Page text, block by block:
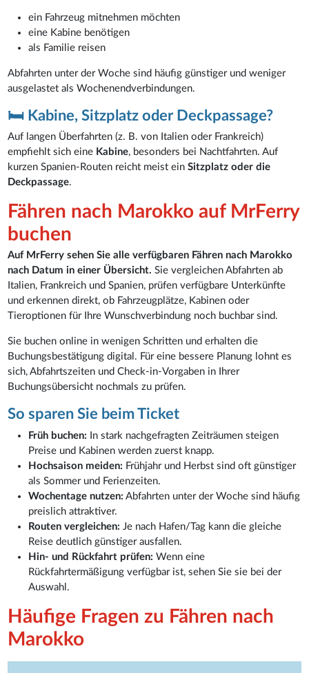
ein Fahrzeug mitnehmen möchten
eine Kabine benötigen
als Familie reisen
Abfahrten unter der Woche sind häufig günstiger und weniger
ausgelastet als Wochenendverbindungen.
🛏️ Kabine, Sitzplatz oder Deckpassage?
Auf langen Überfahrten (z. B. von Italien oder Frankreich)
empfiehlt sich eine Kabine, besonders bei Nachtfahrten. Auf
kurzen Spanien-Routen reicht meist einSitzplatz oder die
Deckpassage.
Fähren nach Marokko auf MrFerry
buchen
Auf MrFerry sehen Sie alle verfügbaren Fähren nach Marokko
nach Datum in einer Übersicht. Sie vergleichen Abfahrten ab
Italien, Frankreich und Spanien, prüfen verfügbare Unterkünfte
und erkennen direkt, ob Fahrzeugplätze, Kabinen oder
Tieroptionen für Ihre Wunschverbindung noch buchbar sind.
Sie buchen online in wenigen Schritten und erhalten die
Buchungsbestätigung digital. Für eine bessere Planung lohnt es
sich, Abfahrtszeiten und Check-in-Vorgaben in Ihrer
Buchungsübersicht nochmals zu prüfen.
So sparen Sie beim Ticket
Früh buchen: In stark nachgefragten Zeiträumen steigen
Preise und Kabinen werden zuerst knapp.
Hochsaison meiden: Frühjahr und Herbst sind oft günstiger
als Sommer und Ferienzeiten.
Wochentage nutzen: Abfahrten unter der Woche sind häufig
preislich attraktiver.
Routen vergleichen: Je nach Hafen/Tag kann die gleiche
Reise deutlich günstiger ausfallen.
Hin- und Rückfahrt prüfen: Wenn eine
Rückfahrtermäßigung verfügbar ist, sehen Sie sie bei der
Auswahl.
Häufige Fragen zu Fähren nach
Marokko